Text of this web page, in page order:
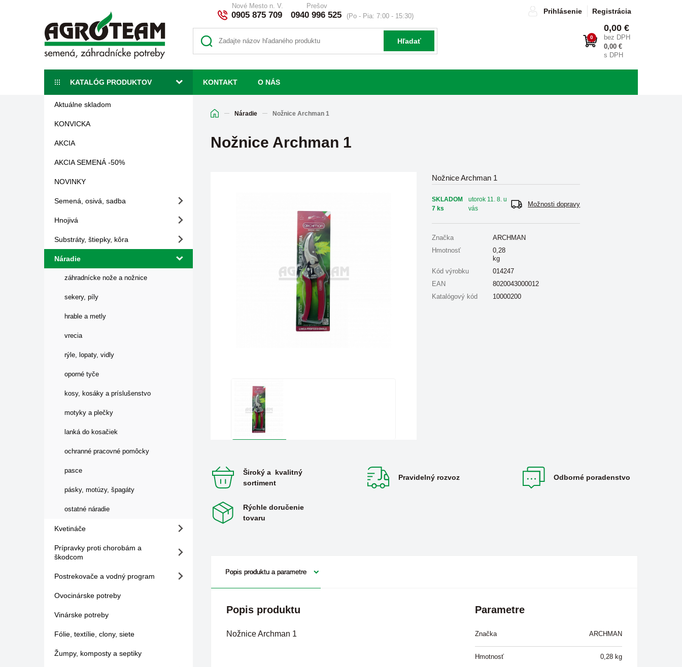
Nové Mesto n. V.
0905 875 709
Prešov
0940 996 525 (Po - Pia: 7:00 - 15:30)
Prihlásenie Registrácia
Hľadať 0
0,00 €
bez DPH
0,00 €
s DPH
KONTAKT O NÁS
KATALÓG PRODUKTOV
Aktuálne skladom
KONVICKA
AKCIA
AKCIA SEMENÁ -50%
NOVINKY
Semená, osivá, sadba
Hnojivá
Substráty, štiepky, kôra
Náradie
záhradnícke nože a nožnice
sekery, píly
hrable a metly
vrecia
rýle, lopaty, vidly
oporné tyče
kosy, kosáky a príslušenstvo
motyky a plečky
lanká do kosačiek
ochranné pracovné pomôcky
pasce
pásky, motúzy, špagáty
ostatné náradie
Kvetináče
Prípravky proti chorobám a
škodcom
Postrekovače a vodný program
Ovocinárske potreby
Vinárske potreby
Fólie, textílie, clony, siete
Žumpy, komposty a septiky
Náradie Nožnice Archman 1
Nožnice Archman 1
Nožnice Archman 1
SKLADOM
7 ks
utorok 11. 8. u
vás
Možnosti dopravy
Značka
ARCHMAN
Hmotnosť
0,28
kg
Kód výrobku
014247
EAN
8020043000012
Katalógový kód
10000200
Široký a kvalitný
sortiment
Pravidelný rozvoz Odborné poradenstvo
Rýchle doručenie
tovaru
Popis produktu a parametre
Popis produktu
Nožnice Archman 1
Parametre
Značka ARCHMAN
Hmotnosť 0,28 kg